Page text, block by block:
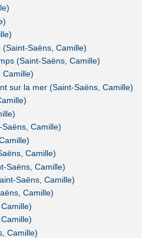
Saëns, Camille)
(Saint-Saëns, Camille)
Camille)
sur la mer (Saint-Saëns, Camille)
Camille)
Camille)
Saëns, Camille)
Saëns, Camille)
Camille)
Camille)